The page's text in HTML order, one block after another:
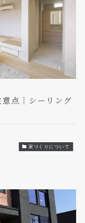
点｜シーリング
家づくりについて